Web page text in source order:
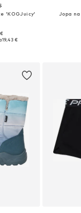
'KOGJuicy'
19,43 €
Jopa